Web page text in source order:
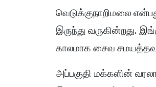
வெடுக்குநாறிமலை
இருந்து வருகின்றது.
காலமாக சைவ
அப்பகுதி மக்களின்